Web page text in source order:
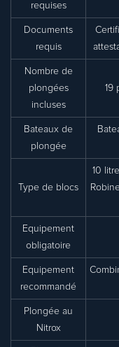
requises
Documents
requis
Nombre de
plongées
incluses
19
Bateaux de
plongée
Type de blocs
10
Equipement
obligatoire
Equipement
recommandé
Plongée au
Nitrox